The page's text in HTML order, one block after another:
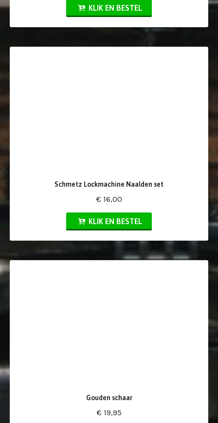
KLIK EN BESTEL
Schmetz Lockmachine Naalden set
€ 16,00
KLIK EN BESTEL
Gouden schaar
€ 19,95